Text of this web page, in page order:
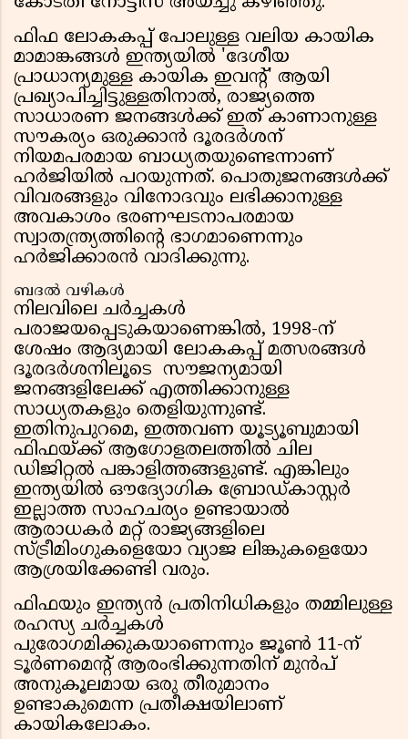
ഫിഫ ലോകകപ്പ് പോലുള്ള വലിയ കായിക
മാമാങ്കങ്ങൾ ഇന്ത്യയിൽ 'ദേശീയ
പ്രാധാന്യമുള്ള കായിക ഇവന്റ്' ആയി
പ്രഖ്യാപിച്ചിട്ടുള്ളതിനാൽ, രാജ്യത്തെ
സാധാരണ ജനങ്ങൾക്ക് ഇത് കാണാനുള്ള
സൗകര്യം ഒരുക്കാൻ ദൂരദർശന്
നിയമപരമായ ബാധ്യതയുണ്ടെന്നാണ്
ഹർജിയിൽ പറയുന്നത്. പൊതുജനങ്ങൾക്ക്
വിവരങ്ങളും വിനോദവും ലഭിക്കാനുള്ള
അവകാശം ഭരണഘടനാപരമായ
സ്വാതന്ത്ര്യത്തിന്റെ ഭാഗമാണെന്നും
ഹർജിക്കാരൻ വാദിക്കുന്നു.
ബദൽ വഴികൾ
നിലവിലെ ചർച്ചകൾ
പരാജയപ്പെടുകയാണെങ്കിൽ, 1998-ന്
ശേഷം ആദ്യമായി ലോകകപ്പ് മത്സരങ്ങൾ
ദൂരദർശനിലൂടെ സൗജന്യമായി
ജനങ്ങളിലേക്ക് എത്തിക്കാനുള്ള
സാധ്യതകളും തെളിയുന്നുണ്ട്.
ഇതിനുപുറമെ, ഇത്തവണ യൂട്യൂബുമായി
ഫിഫയ്ക്ക് ആഗോളതലത്തിൽ ചില
ഡിജിറ്റൽ പങ്കാളിത്തങ്ങളുണ്ട്. എങ്കിലും
ഇന്ത്യയിൽ ഔദ്യോഗിക ബ്രോഡ്കാസ്റ്റർ
ഇല്ലാത്ത സാഹചര്യം ഉണ്ടായാൽ
ആരാധകർ മറ്റ് രാജ്യങ്ങളിലെ
സ്ട്രീമിംഗുകളെയോ വ്യാജ ലിങ്കുകളെയോ
ആശ്രയിക്കേണ്ടി വരും.
ഫിഫയും ഇന്ത്യൻ പ്രതിനിധികളും തമ്മിലുള്ള
രഹസ്യ ചർച്ചകൾ
പുരോഗമിക്കുകയാണെന്നും ജൂൺ 11-ന്
ടൂർണമെന്റ് ആരംഭിക്കുന്നതിന് മുൻപ്
അനുകൂലമായ ഒരു തീരുമാനം
ഉണ്ടാകുമെന്ന പ്രതീക്ഷയിലാണ്
കായികലോകം.